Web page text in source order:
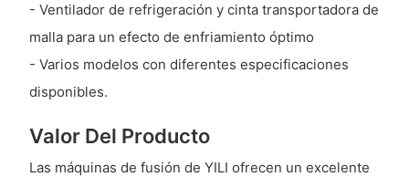
- Ventilador de refrigeración y cinta transportadora de
malla para un efecto de enfriamiento óptimo
- Varios modelos con diferentes especificaciones
disponibles.
Valor Del Producto
Las máquinas de fusión de YILI ofrecen un excelente